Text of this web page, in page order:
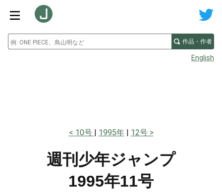
作品・作者
English
10号 1995年 12号
週刊少年ジャンプ
1995年11号